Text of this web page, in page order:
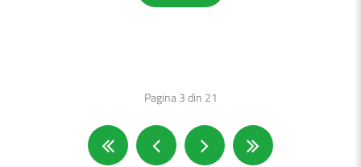
Pagina 3 din 21